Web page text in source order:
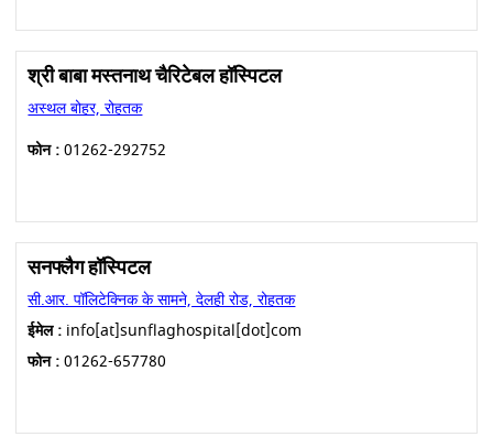
श्री बाबा मस्तनाथ चैरिटेबल हॉस्पिटल
अस्थल बोहर, रोहतक
फोन :01262-292752
सनफ्लैग हॉस्पिटल
सी.आर. पॉलिटेक्निक के सामने, देलही रोड, रोहतक
ईमेल : info[at]sunflaghospital[dot]com
फोन :01262-657780